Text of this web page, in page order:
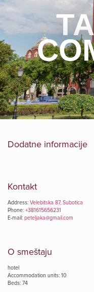
Dodatne informacije
Kontakt
Address: Velebitska 87, Subotica
Phone: +381615656231
E-mail: peteljaka@gmail.com
O smeštaju
hotel
Accommodation units: 10
Beds: 74